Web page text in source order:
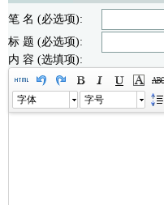
笔 名 (必选项):
标 题 (必选项):
内 容 (选填项):
字体 字号